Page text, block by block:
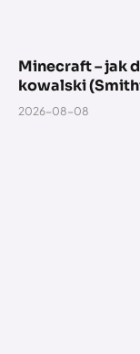
Minecraft – jak
kowalski
2026-08-08